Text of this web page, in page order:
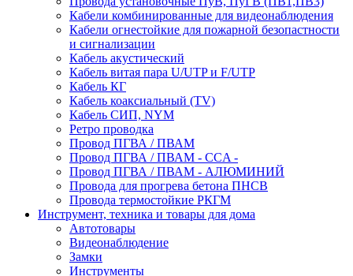
Кабели комбинированные для видеонаблюдения
Кабели огнестойкие для пожарной безопастности
и сигнализации
Кабель акустический
Кабель витая пара U/UTP и F/UTP
Кабель КГ
Кабель коаксиальный (TV)
Кабель СИП, NYM
Ретро проводка
Провод ПГВА / ПВАМ
Провод ПГВА / ПВАМ - CCA -
Провод ПГВА / ПВАМ - АЛЮМИНИЙ
Провода для прогрева бетона ПНСВ
Провода термостойкие РКГМ
Инструмент, техника и товары для дома
Автотовары
Видеонаблюдение
Замки
Инструменты